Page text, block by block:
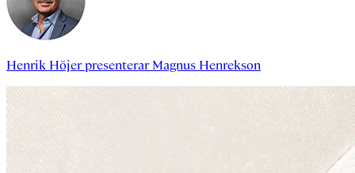
Henrik Höjerpresenterar Magnus Henrekson